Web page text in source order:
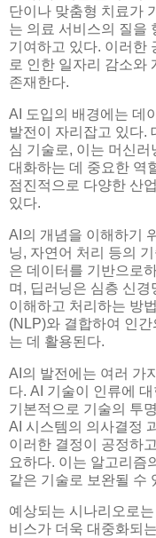
단이나 맞춤형 치료가
는 의료 서비스의 질을
기여하고 있다. 이러한
로 인한 일자리 감소와
존재한다.
AI 도입의 배경에는 데
발전이 자리잡고 있다.
심 기술로, 이는 머신
대화하는 데 중요한 역
점진적으로 다양한 산
있다.
AI의 개념을 이해하기
닝, 자연어 처리 등의
은 데이터를 기반으로
며, 딥러닝은 심층 신
이해하고 처리하는 방
(NLP)와 결합하여 인
는 데 활용된다.
AI의 발전에는 여러 가
다. AI 기술이 인류에
기본적으로 기술의 투
AI 시스템의 의사결정
이러한 결정이 공정하
요하다. 이는 알고리즘
같은 기술로 보완될 수
예상되는 시나리오로
비스가 더욱 대중화되